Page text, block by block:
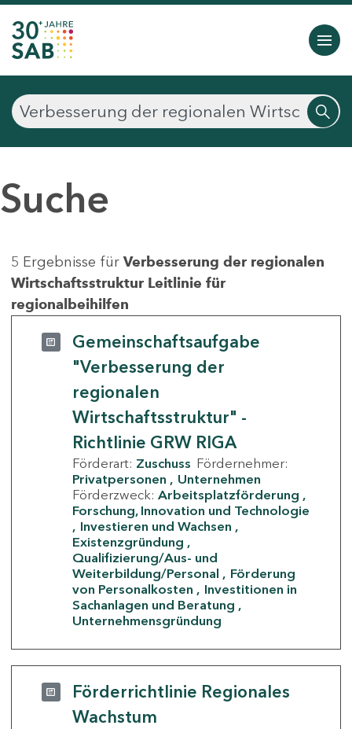
Suche
5 Ergebnisse für Verbesserung der regionalen
Wirtschaftsstruktur Leitlinie für
regionalbeihilfen
Gemeinschaftsaufgabe
"Verbesserung der
regionalen
Wirtschaftsstruktur" -
Richtlinie GRW RIGA
Förderart: Zuschuss Fördernehmer:
Privatpersonen
Unternehmen
Förderzweck: Arbeitsplatzförderung
Forschung, Innovation und Technologie
Investieren und Wachsen
Existenzgründung
Qualifizierung/Aus- und
Weiterbildung/Personal
Förderung
von Personalkosten
Investitionen in
Sachanlagen und Beratung
Unternehmensgründung
Förderrichtlinie Regionales
Wachstum